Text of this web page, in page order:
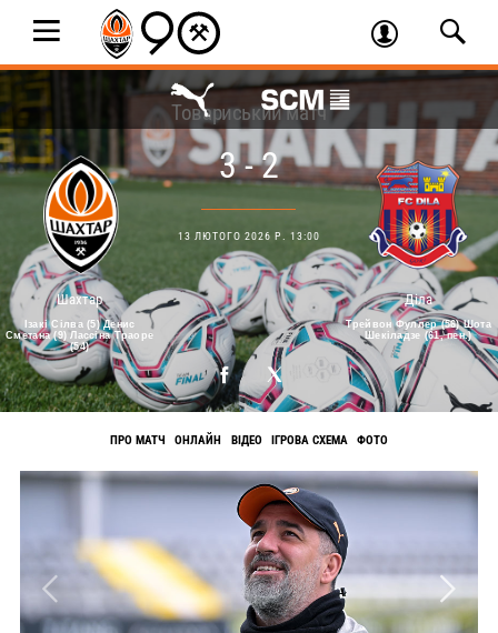
Шахтар
Ізакі Сілва (5) Денис
Сметана (9) Лассіна Траоре
(54)
Товариський матч
3 - 2
13 ЛЮТОГО 2026 Р. 13:00
Діла
Трейвон Фуллер (56) Шота
Шекіладзе (61, пен.)
ПРО МАТЧ ОНЛАЙН ВІДЕО ІГРОВА СХЕМА ФОТО